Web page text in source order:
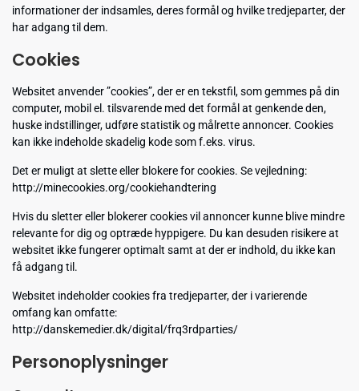
informationer der indsamles, deres formål og hvilke tredjeparter, der
har adgang til dem.
Cookies
Websitet anvender ”cookies”, der er en tekstfil, som gemmes på din
computer, mobil el. tilsvarende med det formål at genkende den,
huske indstillinger, udføre statistik og målrette annoncer. Cookies
kan ikke indeholde skadelig kode som f.eks. virus.
Det er muligt at slette eller blokere for cookies. Se vejledning:
http://minecookies.org/cookiehandtering
Hvis du sletter eller blokerer cookies vil annoncer kunne blive mindre
relevante for dig og optræde hyppigere. Du kan desuden risikere at
websitet ikke fungerer optimalt samt at der er indhold, du ikke kan
få adgang til.
Websitet indeholder cookies fra tredjeparter, der i varierende
omfang kan omfatte:
http://danskemedier.dk/digital/frq3rdparties/
Personoplysninger